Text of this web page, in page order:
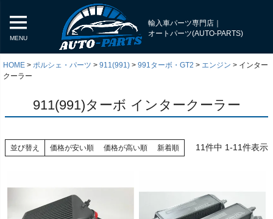
MENU
輸入車パーツ専門店｜
オートパーツ(AUTO-PARTS)
HOME ポルシェ・パーツ 911(991) 991ターボ・GT2 エンジン
インター
クーラー
911(991)ターボ インタークーラー
並び替え 価格が安い順 価格が高い順 新着順 11件中 1-11件表示